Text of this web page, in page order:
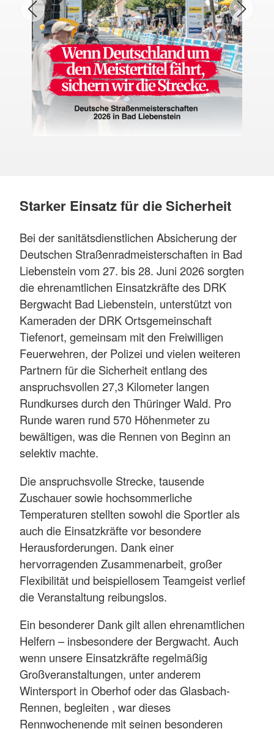
Starker Einsatz für die Sicherheit
Bei der sanitätsdienstlichen Absicherung der
Deutschen Straßenradmeisterschaften in Bad
Liebenstein vom 27. bis 28. Juni 2026 sorgten
die ehrenamtlichen Einsatzkräfte des DRK
Bergwacht Bad Liebenstein, unterstützt von
Kameraden der DRK Ortsgemeinschaft
Tiefenort, gemeinsam mit den Freiwilligen
Feuerwehren, der Polizei und vielen weiteren
Partnern für die Sicherheit entlang des
anspruchsvollen 27,3 Kilometer langen
Rundkurses durch den Thüringer Wald. Pro
Runde waren rund 570 Höhenmeter zu
bewältigen, was die Rennen von Beginn an
selektiv machte.
Die anspruchsvolle Strecke, tausende
Zuschauer sowie hochsommerliche
Temperaturen stellten sowohl die Sportler als
auch die Einsatzkräfte vor besondere
Herausforderungen. Dank einer
hervorragenden Zusammenarbeit, großer
Flexibilität und beispiellosem Teamgeist verlief
die Veranstaltung reibungslos.
Ein besonderer Dank gilt allen ehrenamtlichen
Helfern – insbesondere der Bergwacht. Auch
wenn unsere Einsatzkräfte regelmäßig
Großveranstaltungen, unter anderem
Wintersport in Oberhof oder das Glasbach-
Rennen, begleiten , war dieses
Rennwochenende mit seinen besonderen